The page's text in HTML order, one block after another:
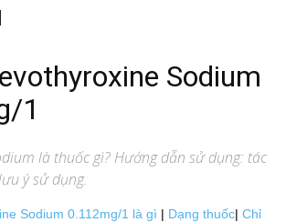
Sodium
1
là thuốc gì? Hướng dẫn sử dụng: tác
ý sử dụng.
Sodium 0.112mg/1 là gì | Dạng thuốc| Chỉ